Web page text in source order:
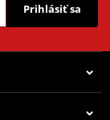
Prihlásiť sa